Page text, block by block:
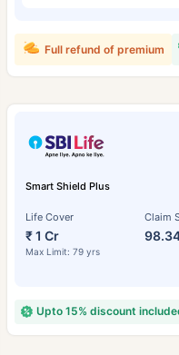
Full refund of premium
Smart Shield Plus
Life Cover
₹ 1 Cr
Max Limit: 79 yrs
Claim
Upto 15% discount